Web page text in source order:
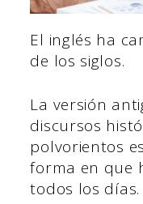
El inglés ha
de los siglos.
La versión
discursos
polvorientos
forma en que
todos los días.